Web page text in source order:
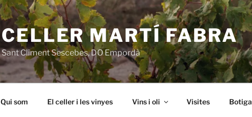
CELLER MARTÍ FABRA
Sant Climent Sescebes, DO Empordà
Qui som El celler i les vinyes Vins i oli Visites Botiga